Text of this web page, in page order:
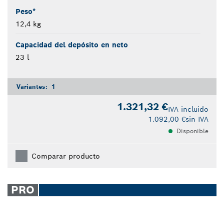
Peso*
12,4 kg
Capacidad del depósito en neto
23 l
Variantes: 1
1.321,32 €IVA incluido
1.092,00 €sin IVA
Disponible
Comparar producto
PRO